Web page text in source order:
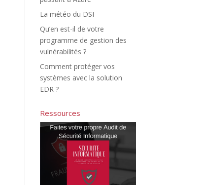
La météo du DSI
Qu’en est-il de votre
programme de gestion des
vulnérabilités ?
Comment protéger vos
systèmes avec la solution
EDR ?
Ressources